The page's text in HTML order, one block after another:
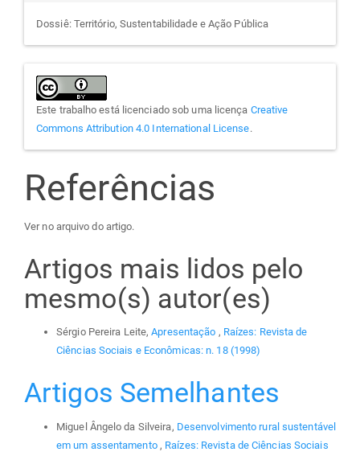
Dossiê: Território, Sustentabilidade e Ação Pública
Este trabalho está licenciado sob uma licença Creative
Commons Attribution 4.0 International License.
Referências
Ver no arquivo do artigo.
Artigos mais lidos pelo
mesmo(s) autor(es)
Sérgio Pereira Leite,Apresentação , Raízes: Revista de
Ciências Sociais e Econômicas: n. 18 (1998)
Artigos Semelhantes
Miguel Ângelo da Silveira, Desenvolvimento rural sustentável
em um assentamento , Raízes: Revista de Ciências Sociais